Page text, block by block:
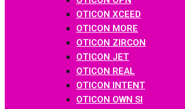
OTICON XCEED
OTICON MORE
OTICON ZIRCON
OTICON JET
OTICON REAL
OTICON INTENT
OTICON OWN SI